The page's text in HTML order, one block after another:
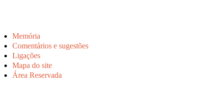
Memória
Comentários e sugestões
Ligações
Mapa do site
Área Reservada